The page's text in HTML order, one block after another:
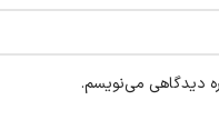
دیدگاهی می‌نویسم.